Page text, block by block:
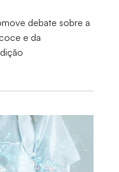
debate sobre a
e da